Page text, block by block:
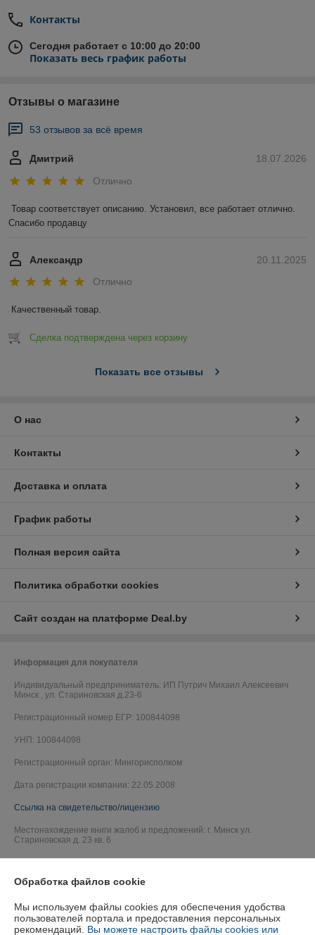
Контакты
Сегодня работает с 10:00 до 20:00
Показать весь график работы
Отзывы о магазине
53 отзывов за всё время
18.07.2026
Дмитрий
Отлично
Товар соответствует описанию. Установил, все работает отлично.
Спасибо продавцу
20.11.2025
Александр
Отлично
Качественный товар.
Сделка подтверждена через корзину
Показать все отзывы
О нас
Контакты
Доставка и оплата
График работы
Полная версия сайта
Политика обработки cookies
Сайт создан на платформе Deal.by
Информация для покупателя
Индивидуальный предприниматель: ИП Путрич Михаил Алексеевич
Минск , ул. Стариновская д.23-6
Регистрационный номер ЕГР: 100844098
УНП: 100844098
Регистрационный орган: Мингорисполком
Дата регистрации компании: 22.05.2008
Ссылка на свидетельство/лицензию
Местонахождение книги жалоб и предложений: г. Минск ул.
Стариновская д. 23 кв. 6
Обработка файлов cookie
Мы используем файлы cookies для обеспечения удобства
пользователей портала и предоставления персональных
рекомендаций. Вы можете настроить файлы cookies или